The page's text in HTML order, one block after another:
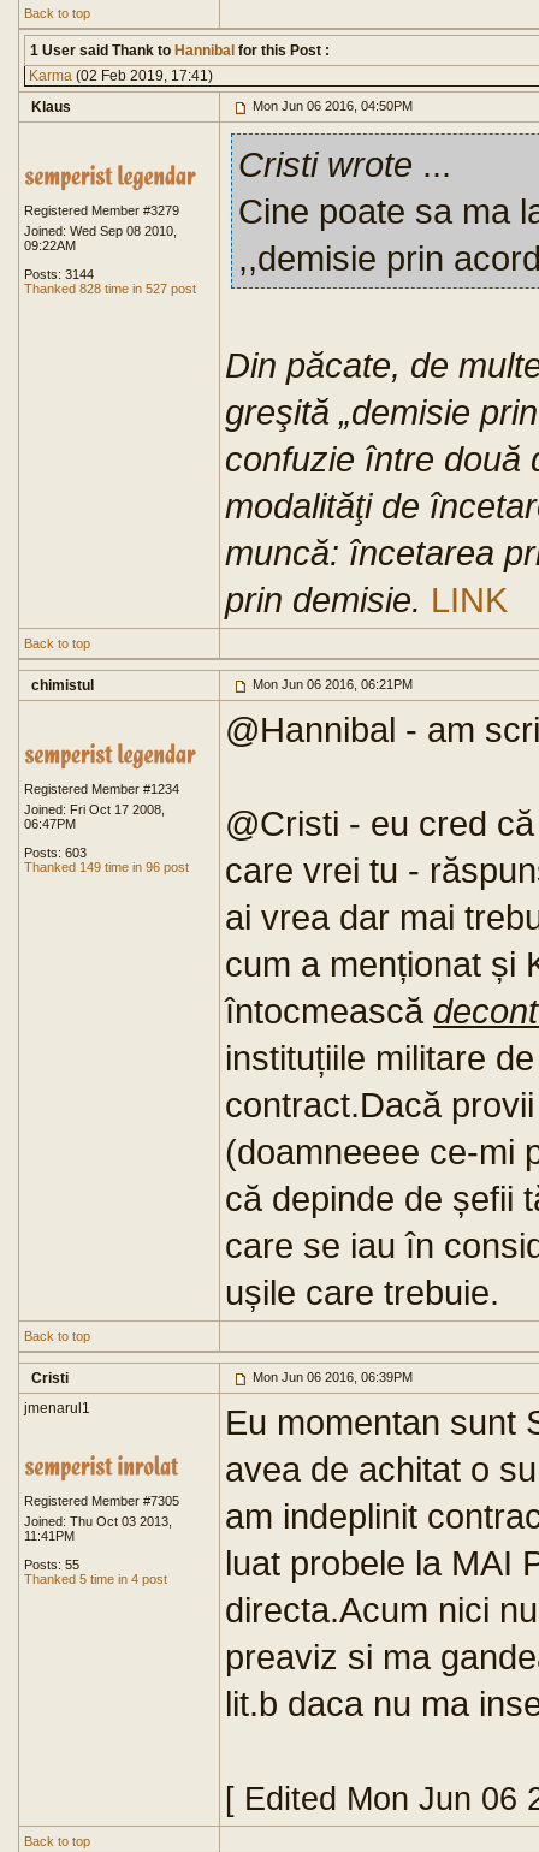
Back to top
1 User said Thank to Hannibal for this Post :
Karma (02 Feb 2019, 17:41)
Klaus
Mon Jun 06 2016, 04:50PM
Registered Member #3279
Joined: Wed Sep 08 2010,
09:22AM
Posts: 3144
Thanked 828 time in 527 post
Cristi wrote ...
Cine poate sa ma
,,demisie prin
Din păcate, de
greşită „demisie
confuzie între două
modalităţi de
muncă: încetarea
prin demisie. LINK
Back to top
chimistul Mon Jun 06 2016, 06:21PM
Registered Member #1234
Joined: Fri Oct 17 2008,
06:47PM
Posts: 603
Thanked 149 time in 96 post
@Hannibal - am
@Cristi - eu cred
care vrei tu -
ai vrea dar mai
cum a menționat și
întocmească
instituțiile militare
contract.Dacă
(doamneeee ce-mi
că depinde de șefii
care se iau în
ușile care trebuie.
Back to top
Cristi Mon Jun 06 2016, 06:39PM
jmenarul1
Registered Member #7305
Joined: Thu Oct 03 2013,
11:41PM
Posts: 55
Thanked 5 time in 4 post
Eu momentan sunt
avea de achitat o
am indeplinit
luat probele la MAI
directa.Acum nici
preaviz si ma
lit.b daca nu ma
[ Edited Mon Jun 06
Back to top